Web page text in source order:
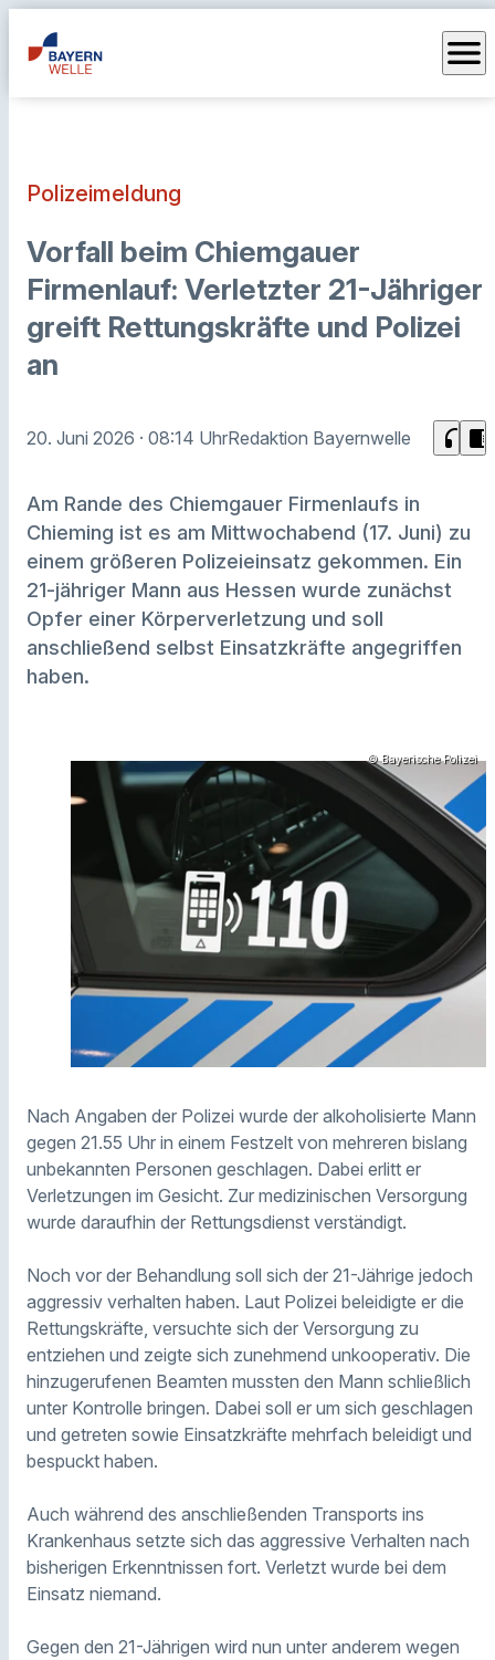
menu
Polizeimeldung
Vorfall beim Chiemgauer
Firmenlauf: Verletzter 21-Jähriger
greift Rettungskräfte und Polizei
an
20. Juni 2026 · 08:14 UhrRedaktion Bayernwelle headphones chrome_reader_mode
Am Rande des Chiemgauer Firmenlaufs in
Chieming ist es am Mittwochabend (17. Juni) zu
einem größeren Polizeieinsatz gekommen. Ein
21-jähriger Mann aus Hessen wurde zunächst
Opfer einer Körperverletzung und soll
anschließend selbst Einsatzkräfte angegriffen
haben.
© Bayerische Polizei
Nach Angaben der Polizei wurde der alkoholisierte Mann
gegen 21.55 Uhr in einem Festzelt von mehreren bislang
unbekannten Personen geschlagen. Dabei erlitt er
Verletzungen im Gesicht. Zur medizinischen Versorgung
wurde daraufhin der Rettungsdienst verständigt.
Noch vor der Behandlung soll sich der 21-Jährige jedoch
aggressiv verhalten haben. Laut Polizei beleidigte er die
Rettungskräfte, versuchte sich der Versorgung zu
entziehen und zeigte sich zunehmend unkooperativ. Die
hinzugerufenen Beamten mussten den Mann schließlich
unter Kontrolle bringen. Dabei soll er um sich geschlagen
und getreten sowie Einsatzkräfte mehrfach beleidigt und
bespuckt haben.
Auch während des anschließenden Transports ins
Krankenhaus setzte sich das aggressive Verhalten nach
bisherigen Erkenntnissen fort. Verletzt wurde bei dem
Einsatz niemand.
Gegen den 21-Jährigen wird nun unter anderem wegen